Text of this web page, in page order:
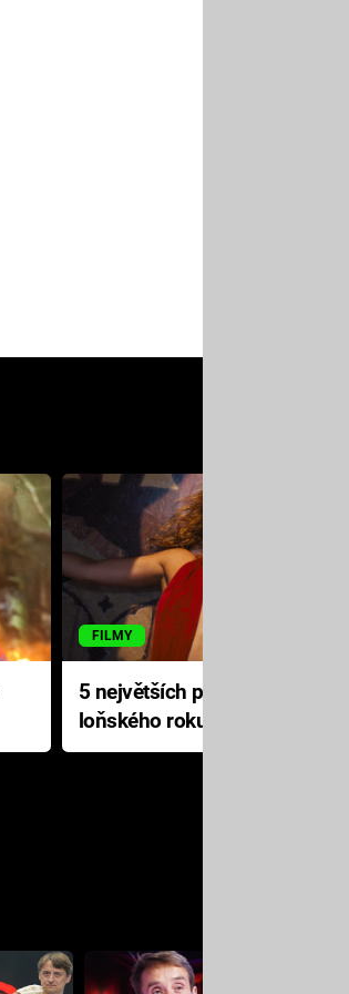
FILMY
5 největších propadáků
loňského roku: Disney na
jediné katastrofě prodělal 200